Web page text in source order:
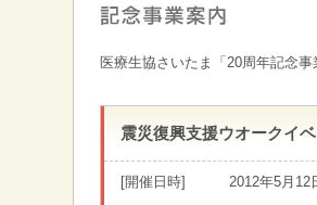
医療生協さいたま「20周年記念
震災復興支援ウオークイベ
[開催日時] 2012年5月12